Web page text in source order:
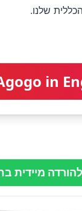
שלנו.
in
להורדה מיידית